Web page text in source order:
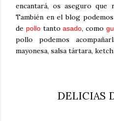
encantará, os aseguro que
También en el blog
de pollotantoasado, como
pollo podemos
mayonesa, salsa tártara,
DELICIAS